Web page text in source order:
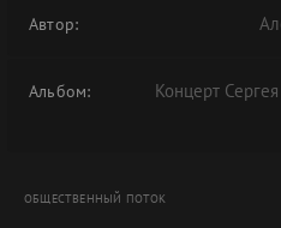
Автор:
Альбом:
Концерт
ОБЩЕСТВЕННЫЙ ПОТОК